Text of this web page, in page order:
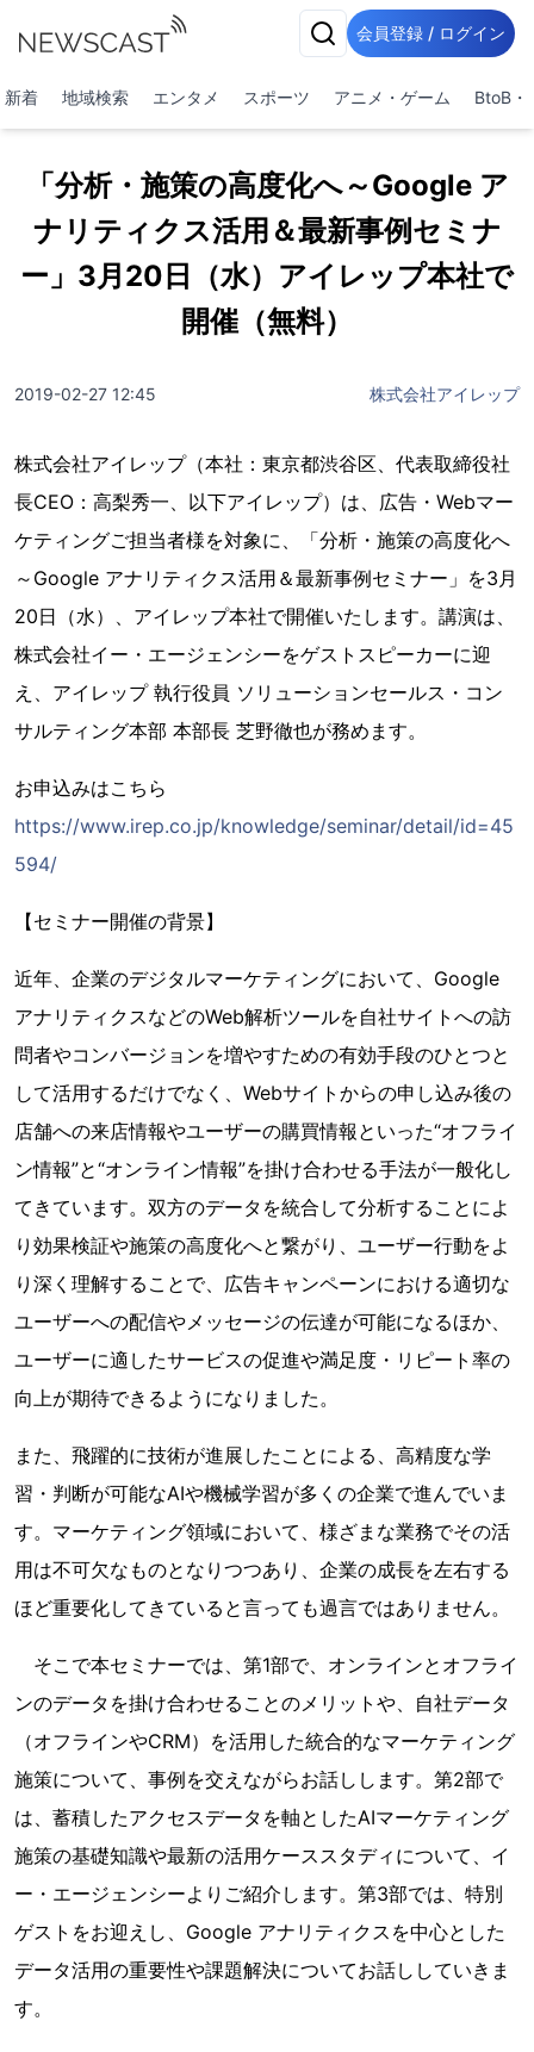
会員登録 / ログイン
新着 地域検索 エンタメ スポーツ アニメ・ゲーム BtoB・
「分析・施策の高度化へ～Google ア
ナリティクス活用＆最新事例セミナ
ー」3月20日（水）アイレップ本社で
開催（無料）
2019-02-27 12:45 株式会社アイレップ
株式会社アイレップ（本社：東京都渋谷区、代表取締役社
長CEO：高梨秀一、以下アイレップ）は、広告・Webマー
ケティングご担当者様を対象に、「分析・施策の高度化へ
～Google アナリティクス活用＆最新事例セミナー」を3月
20日（水）、アイレップ本社で開催いたします。講演は、
株式会社イー・エージェンシーをゲストスピーカーに迎
え、アイレップ 執行役員 ソリューションセールス・コン
サルティング本部 本部長 芝野徹也が務めます。
お申込みはこちら
https://www.irep.co.jp/knowledge/seminar/detail/id=45
594/
【セミナー開催の背景】
近年、企業のデジタルマーケティングにおいて、Google
アナリティクスなどのWeb解析ツールを自社サイトへの訪
問者やコンバージョンを増やすための有効手段のひとつと
して活用するだけでなく、Webサイトからの申し込み後の
店舗への来店情報やユーザーの購買情報といった“オフライ
ン情報”と“オンライン情報”を掛け合わせる手法が一般化し
てきています。双方のデータを統合して分析することによ
り効果検証や施策の高度化へと繋がり、ユーザー行動をよ
り深く理解することで、広告キャンペーンにおける適切な
ユーザーへの配信やメッセージの伝達が可能になるほか、
ユーザーに適したサービスの促進や満足度・リピート率の
向上が期待できるようになりました。
また、飛躍的に技術が進展したことによる、高精度な学
習・判断が可能なAIや機械学習が多くの企業で進んでいま
す。マーケティング領域において、様ざまな業務でその活
用は不可欠なものとなりつつあり、企業の成長を左右する
ほど重要化してきていると言っても過言ではありません。
そこで本セミナーでは、第1部で、オンラインとオフライ
ンのデータを掛け合わせることのメリットや、自社データ
（オフラインやCRM）を活用した統合的なマーケティング
施策について、事例を交えながらお話しします。第2部で
は、蓄積したアクセスデータを軸としたAIマーケティング
施策の基礎知識や最新の活用ケーススタディについて、イ
ー・エージェンシーよりご紹介します。第3部では、特別
ゲストをお迎えし、Google アナリティクスを中心とした
データ活用の重要性や課題解決についてお話ししていきま
す。